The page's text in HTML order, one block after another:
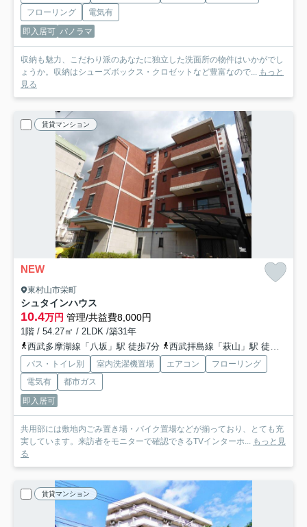
フローリング
電気有
即入居可 パノラマ
収納も魅力、こだわり派のあなたに独立した洗面所の物件はいかがでし
ょうか。収納はシューズボックス・クロゼットなど豊富なので...
もっと
見る
賃貸マンション
NEW
東村山市栄町
シュタインハウス
10.4万円 管理/共益費8,000円
1階 / 54.27㎡ / 2LDK /築31年
西武多摩湖線「八坂」駅 徒歩7分
西武拝島線「萩山」駅 徒歩18分
バス・トイレ別 室内洗濯機置場 エアコン
フローリング
電気有
都市ガス
即入居可
共用部には敷地内ごみ置き場・バイク置場などが揃っており、とても充
実しています。来訪者をモニターで確認できるTVインターホ...
もっと見
る
賃貸マンション